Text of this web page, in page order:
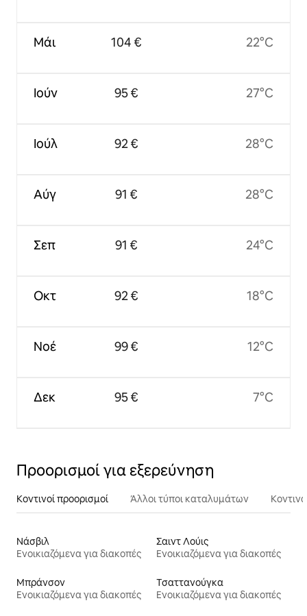
Μάι
Ιούν
Ιούλ
Αύγ
Σεπ
Οκτ
Νοέ
Δεκ
104 €
95 €
92 €
91 €
91 €
92 €
99 €
95 €
22°C
27°C
28°C
28°C
24°C
18°C
12°C
7°C
Προορισμοί για εξερεύνηση
Κοντινοί προορισμοί Άλλοι τύποι καταλυμάτων
Νάσβιλ
Ενοικιαζόμενα για διακοπές
Σαιντ Λούις
Ενοικιαζόμενα για διακοπές
Μπράνσον
Ενοικιαζόμενα για διακοπές
Τσαττανούγκα
Ενοικιαζόμενα για διακοπές